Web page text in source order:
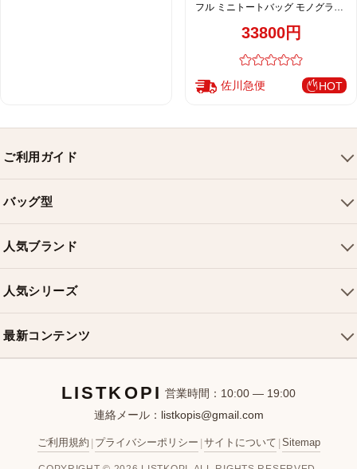
フル ミニトートバッグ モノグラム
33800円
佐川急便 HOT
ご利用ガイド
配送について
返品・交換
お問い合わせ
バッグ型
ショルダーバッグ
クロスボディバッグ
ミニバッグ
バケットバッグ
人気ブランド
シャネルバッグ
ディオールバッグ
人気シリーズ
最新コンテンツ
新着アイテム
ブランドカテゴリ
LISTKOPI 営業時間：10:00 — 19:00
連絡メール： listkopis@gmail.com
ご利用規約 プライバシーポリシー サイトについて Sitemap